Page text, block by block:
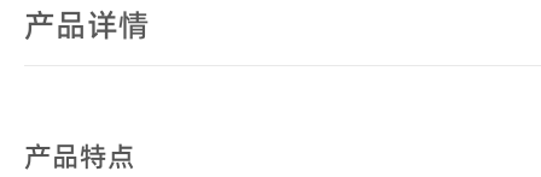
产品详情
产品特点